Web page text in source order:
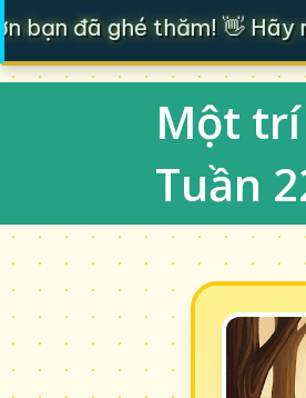
bạn đã ghé thăm! 👋 Hãy
Một
Tuần